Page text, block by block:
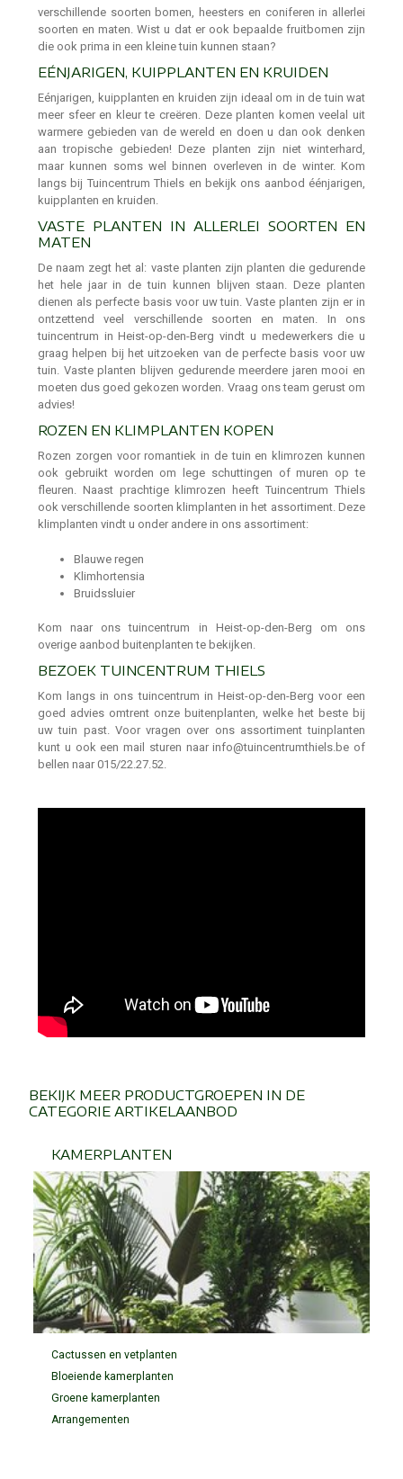
verschillende soorten bomen, heesters en coniferen in allerlei
soorten en maten. Wist u dat er ook bepaalde fruitbomen zijn
die ook prima in een kleine tuin kunnen staan?
EÉNJARIGEN, KUIPPLANTEN EN KRUIDEN
Eénjarigen, kuipplanten en kruiden zijn ideaal om in de tuin wat
meer sfeer en kleur te creëren. Deze planten komen veelal uit
warmere gebieden van de wereld en doen u dan ook denken
aan tropische gebieden! Deze planten zijn niet winterhard,
maar kunnen soms wel binnen overleven in de winter. Kom
langs bij Tuincentrum Thiels en bekijk ons aanbod éénjarigen,
kuipplanten en kruiden.
VASTE PLANTEN IN ALLERLEI SOORTEN EN
MATEN
De naam zegt het al: vaste planten zijn planten die gedurende
het hele jaar in de tuin kunnen blijven staan. Deze planten
dienen als perfecte basis voor uw tuin. Vaste planten zijn er in
ontzettend veel verschillende soorten en maten. In ons
tuincentrum in Heist-op-den-Berg vindt u medewerkers die u
graag helpen bij het uitzoeken van de perfecte basis voor uw
tuin. Vaste planten blijven gedurende meerdere jaren mooi en
moeten dus goed gekozen worden. Vraag ons team gerust om
advies!
ROZEN EN KLIMPLANTEN KOPEN
Rozen zorgen voor romantiek in de tuin en klimrozen kunnen
ook gebruikt worden om lege schuttingen of muren op te
fleuren. Naast prachtige klimrozen heeft Tuincentrum Thiels
ook verschillende soorten klimplanten in het assortiment. Deze
klimplanten vindt u onder andere in ons assortiment:
Blauwe regen
Klimhortensia
Bruidssluier
Kom naar ons tuincentrum in Heist-op-den-Berg om ons
overige aanbod buitenplanten te bekijken.
BEZOEK TUINCENTRUM THIELS
Kom langs in ons tuincentrum in Heist-op-den-Berg voor een
goed advies omtrent onze buitenplanten, welke het beste bij
uw tuin past. Voor vragen over ons assortiment tuinplanten
kunt u ook een mail sturen naar info@tuincentrumthiels.be of
bellen naar 015/22.27.52.
BEKIJK MEER PRODUCTGROEPEN IN DE
CATEGORIE ARTIKELAANBOD
KAMERPLANTEN
Cactussen en vetplanten
Bloeiende kamerplanten
Groene kamerplanten
Arrangementen